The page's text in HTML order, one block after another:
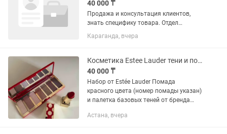
40 000 ₸
Продажа и консультация клиентов,
знать специфику товара. Отдел
Кальяны и аксессуары ! требуется
-усидчивость, чистоплотность!
неделя) точка находится в ТГ «ТАИР»...
Караганда, вчера
Косметика Estee Lauder тени и помада
40 000 ₸
Набор от Estée Lauder Помада
красного цвета (номер помады указан)
и палетка базовых теней от бренда
оттенки как на вечер так и на каждый
Астана, вчера